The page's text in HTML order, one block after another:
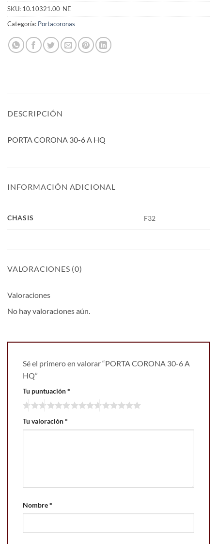
SKU: 10.10321.00-NE
Categoría: Portacoronas
DESCRIPCIÓN
PORTA CORONA 30-6 A HQ
INFORMACIÓN ADICIONAL
CHASIS F32
VALORACIONES (0)
Valoraciones
No hay valoraciones aún.
Sé el primero en valorar “PORTA CORONA 30-6 A
HQ”
Tu puntuación*
Tu valoración*
Nombre*